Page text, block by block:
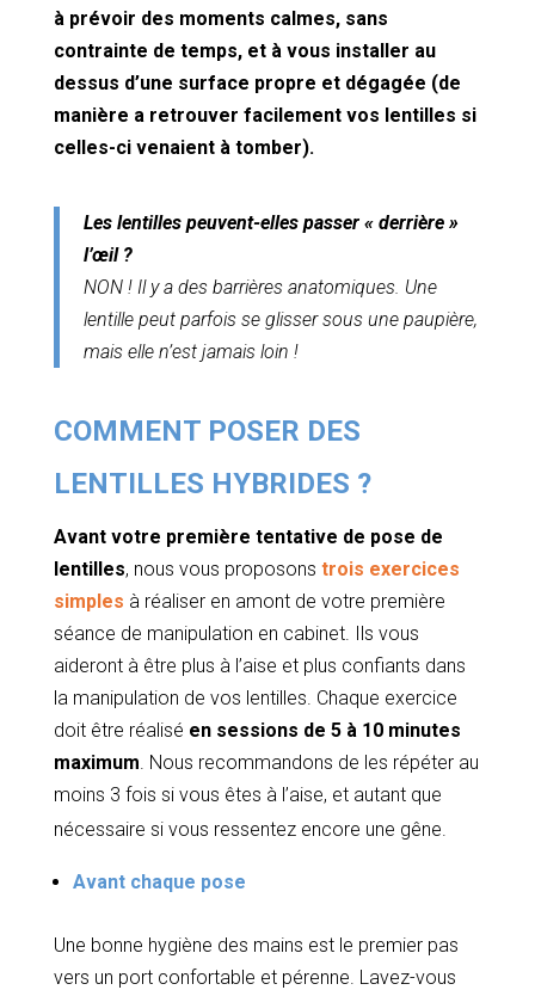
à prévoir des moments calmes, sans
contrainte de temps, et à vous installer au
dessus d’une surface propre et dégagée (de
manière a retrouver facilement vos lentilles si
celles-ci venaient à tomber).
Les lentilles peuvent-elles passer « derrière »
l’œil ?
NON ! Il y a des barrières anatomiques. Une
lentille peut parfois se glisser sous une paupière,
mais elle n’est jamais loin !
COMMENT POSER DES
LENTILLES HYBRIDES ?
Avant votre première tentative de pose de
lentilles, nous vous proposons trois exercices
simples à réaliser en amont de votre première
séance de manipulation en cabinet. Ils vous
aideront à être plus à l’aise et plus confiants dans
la manipulation de vos lentilles. Chaque exercice
doit être réalisé en sessions de 5 à 10 minutes
maximum . Nous recommandons de les répéter au
moins 3 fois si vous êtes à l’aise, et autant que
nécessaire si vous ressentez encore une gêne.
Avant chaque pose
Une bonne hygiène des mains est le premier pas
vers un port confortable et pérenne. Lavez-vous